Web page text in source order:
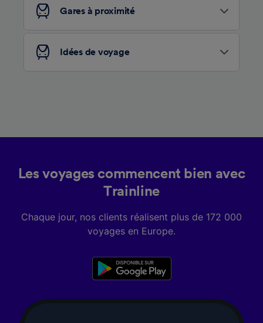
Gares à proximité
Idées de voyage
Les voyages commencent bien avec
Trainline
Chaque jour, nos clients réalisent plus de 172 000
voyages en Europe.
services.